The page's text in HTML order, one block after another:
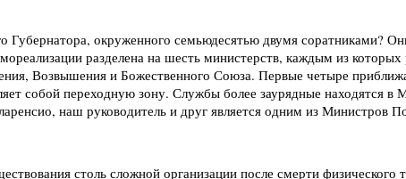
Губернатора, окруженного семьюдесятью двумя соратниками?
разделена на шесть министерств, каждым из
Возвышения и Божественного Союза. Первые четыре
собой переходную зону. Службы более заурядные находятся в
наш руководитель и друг является одним из Министров
столь сложной организации после смерти физического